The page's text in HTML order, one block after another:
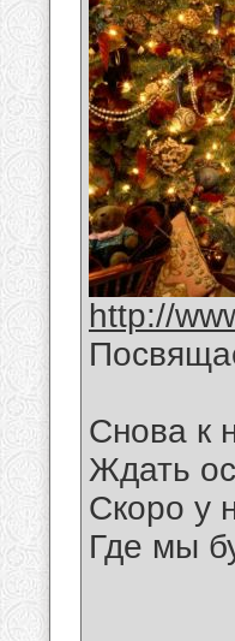
http://
Снова к
Ждать
Скоро у
Где мы